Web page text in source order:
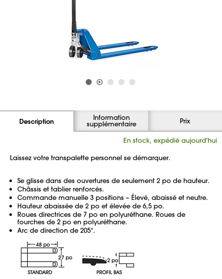
Description Information
supplémentaire Prix
En stock, expédié aujourd'hui
Laissez votre transpalette personnel se démarquer.
Se glisse dans des ouvertures de seulement 2 po de hauteur.
Châssis et tablier renforcés.
Commande manuelle 3 positions – Élevé, abaissé et neutre.
Hauteur abaissée de 2 po et élevée de 6,5 po.
Roues directrices de 7 po en polyuréthane. Roues de
fourches de 2 po en polyuréthane.
Arc de direction de 205°.